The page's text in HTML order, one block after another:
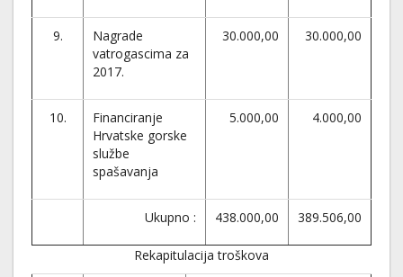
9.
Nagrade
vatrogascima za
2017.
30.000,00 30.000,00
10.
Financiranje
Hrvatske gorske
službe
spašavanja
5.000,00 4.000,00
Ukupno : 438.000,00 389.506,00
Rekapitulacija troškova